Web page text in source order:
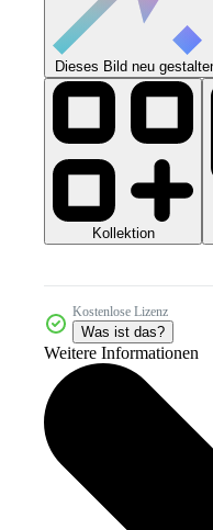
Dieses Bild neu
Kollektion
Kostenlose Lizenz
Was ist das?
Weitere Informationen